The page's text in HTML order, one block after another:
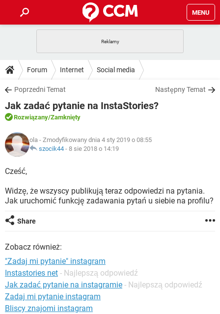
MENU
GRY WHATSAPP
SPOTIFY
INSTAGRAM FACEBOOK
WINDOWS 10
PORADY
PlayStation
SPOTIFY
INSTAGRAM
WINDOWS 10
DO POBRANIA
ANDROID TIKTOK
GRY
IOS NETFLIX
INSTAGRAM
WINDOWS 10
FORUM
COVID-19
GRY WHATSAPP
WINDOWS 10
ARTYKUŁY
COVID-19
GRY
SPOTIFY NETFLIX
FACEBOOK
WINDOWS 10
Forum Internet Social media
Poprzedni Temat Następny Temat
Jak zadać pytanie na InstaStories?
Rozwiązany/Zamknięty
ola - Zmodyfikowany dnia 4 sty 2019 o 08:55
szocik44 - 8 sie 2018 o 14:19
Cześć,
Widzę, że wszyscy publikują teraz odpowiedzi na pytania.
Jak uruchomić funkcję zadawania pytań u siebie na profilu?
Share
Zobacz również:
"Zadaj mi pytanie" instagram
Instastories net - Najlepszą odpowiedź
Jak zadać pytanie na instagramie - Najlepszą odpowiedź
Zadaj mi pytanie instagram
Bliscy znajomi instagram